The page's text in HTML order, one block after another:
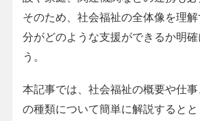
そのため、社会福祉の全体像を理
分がどのような支援ができるか明確
う。
本記事では、社会福祉の概要や仕
の種類について簡単に解説すると